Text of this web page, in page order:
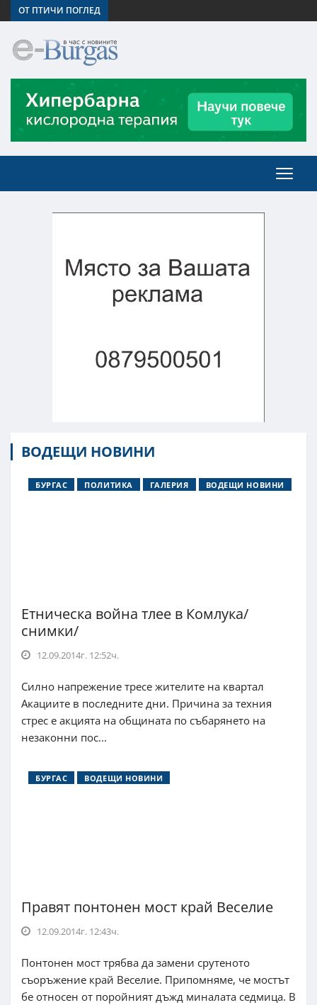
ОТ ПТИЧИ ПОГЛЕД
ВОДЕЩИ НОВИНИ
БУРГАС ПОЛИТИКА ГАЛЕРИЯ ВОДЕЩИ НОВИНИ
Етническа война тлее в Комлука/
снимки/
12.09.2014г. 12:52ч.
Силно напрежение тресе жителите на квартал
Акациите в последните дни. Причина за техния
стрес е акцията на общината по събарянето на
незаконни пос...
БУРГАС ВОДЕЩИ НОВИНИ
Правят понтонен мост край Веселие
12.09.2014г. 12:43ч.
Понтонен мост трябва да замени срутеното
съоръжение край Веселие. Припомняме, че мостът
бе относен от поройният дъжд миналата седмица. В